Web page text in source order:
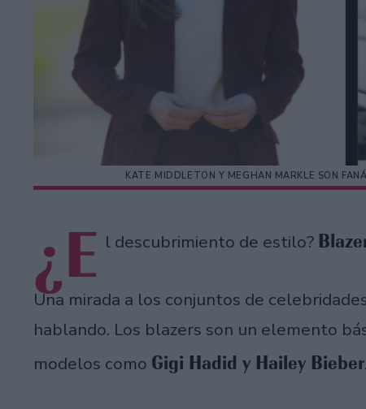
KATE MIDDLETON Y MEGHAN MARKLE SON
¿E l descubrimiento de estilo?
Una mirada a los conjuntos de
hablando. Los blazers son un elemento
modelos como Gigi Hadid y Hailey Bieber.